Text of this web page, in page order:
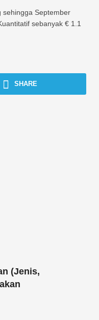
sehingga September
sebanyak € 1.1
SHARE
(Jenis,